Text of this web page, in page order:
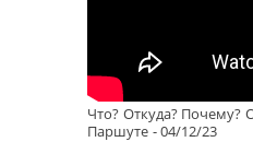
Что? Откуда?
Паршуте - 04/12/23